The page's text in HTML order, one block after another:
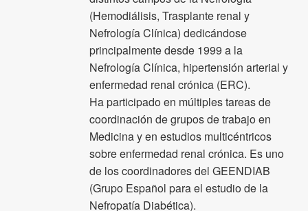
(Hemodiálisis, Trasplante renal y
Nefrología Clínica) dedicándose
principalmente desde 1999 a la
Nefrología Clínica, hipertensión arterial y
enfermedad renal crónica (ERC).
Ha participado en múltiples tareas de
coordinación de grupos de trabajo en
Medicina y en estudios multicéntricos
sobre enfermedad renal crónica. Es uno
de los coordinadores del GEENDIAB
(Grupo Español para el estudio de la
Nefropatía Diabética).